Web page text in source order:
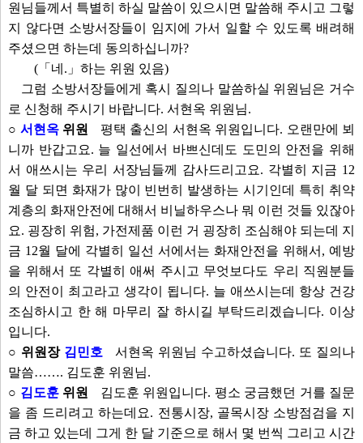
원님들께서 특별히 하실 말씀이 있으시면 말씀해 주시고 그렇
지 않다면 소방서장들이 임지에 가서 일할 수 있도록 배려해
주셨으면 하는데 동의하십니까?
(「네.」하는 위원 있음)
그럼 소방서장들에게 혹시 질의나 말씀하실 위원님은 거수
로 신청해 주시기 바랍니다. 서현옥 위원님.
○ 서현옥위원
평택 출신의 서현옥 위원입니다. 오랜만에 뵈
니까 반갑고요. 늘 일선에서 바쁘신데도 도민의 안전을 위해
서 애쓰시는 우리 서장님들께 감사드리고요. 각별히 지금 12
월 달 되면 화재가 많이 빈번히 발생하는 시기인데 특히 취약
계층의 화재안전에 대해서 비닐하우스나 뭐 이런 것들 있잖아
요. 굉장히 위험, 가전제품 이런 거 굉장히 조심해야 되는데 지
금 12월 달에 각별히 일선 서에서는 화재안전을 위해서, 예방
을 위해서 또 각별히 애써 주시고 무엇보다도 우리 직원분들
의 안전이 최고라고 생각이 됩니다. 늘 애쓰시는데 항상 건강
조심하시고 한 해 마무리 잘 하시길 부탁드리겠습니다. 이상
입니다.
○ 위원장 김민호
서현옥 위원님 수고하셨습니다. 또 질의나
말씀……. 김도훈 위원님.
○ 김도훈위원
김도훈 위원입니다. 평소 궁금했던 거를 질문
을 좀 드리려고 하는데요. 전통시장, 골목시장 소방점검을 지
금 하고 있는데 그게 한 달 기준으로 해서 몇 번씩 그리고 시간